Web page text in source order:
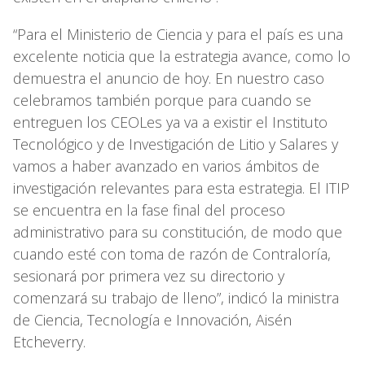
“Para el Ministerio de Ciencia y para el país es una
excelente noticia que la estrategia avance, como lo
demuestra el anuncio de hoy. En nuestro caso
celebramos también porque para cuando se
entreguen los CEOLes ya va a existir el Instituto
Tecnológico y de Investigación de Litio y Salares y
vamos a haber avanzado en varios ámbitos de
investigación relevantes para esta estrategia. El ITIP
se encuentra en la fase final del proceso
administrativo para su constitución, de modo que
cuando esté con toma de razón de Contraloría,
sesionará por primera vez su directorio y
comenzará su trabajo de lleno”, indicó la ministra
de Ciencia, Tecnología e Innovación, Aisén
Etcheverry.